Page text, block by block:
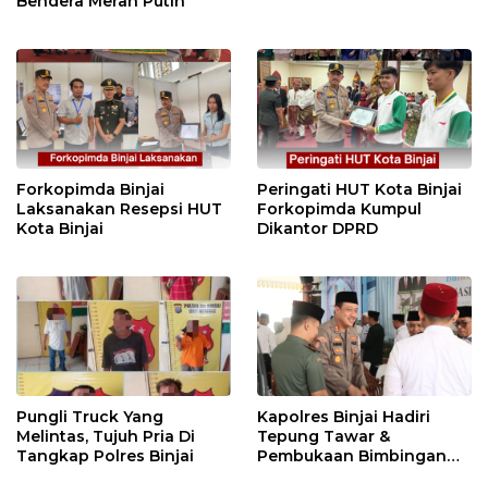
Forkopimda Binjai
Laksanakan Resepsi HUT
Kota Binjai
Peringati HUT Kota Binjai
Forkopimda Kumpul
Dikantor DPRD
Pungli Truck Yang
Melintas, Tujuh Pria Di
Tangkap Polres Binjai
Kapolres Binjai Hadiri
Tepung Tawar &
Pembukaan Bimbingan